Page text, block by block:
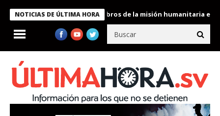
NOTICIAS DE ÚLTIMA HORA
Bukele condecora a miembros de la misión humanitaria enviada